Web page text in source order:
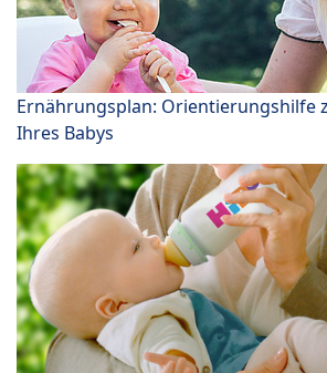
Ernährungsplan: Orientierungshilfe
Ihres Babys